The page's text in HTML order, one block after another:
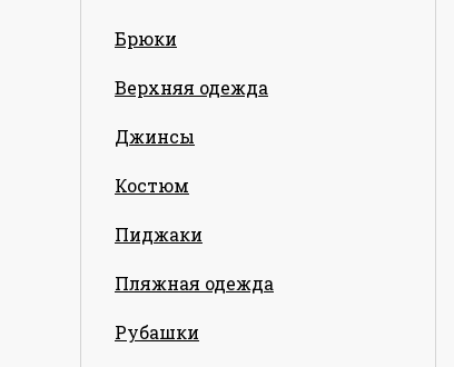
Брюки
Верхняя одежда
Джинсы
Костюм
Пиджаки
Пляжная одежда
Рубашки